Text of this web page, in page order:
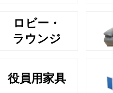
ロビー・
ラウンジ
役員用家具